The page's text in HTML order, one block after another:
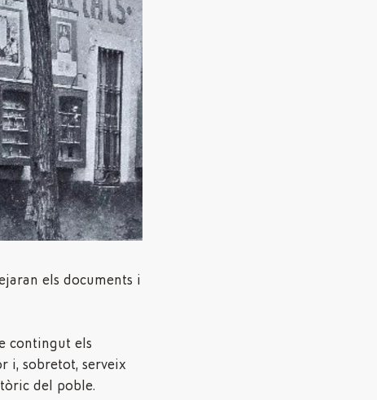
els documents i
contingut els
i, sobretot, serveix
del poble.